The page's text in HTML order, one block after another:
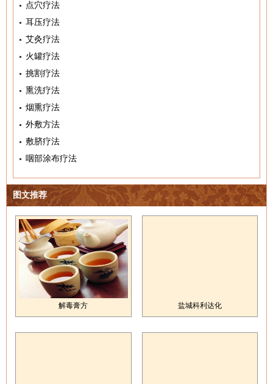
点穴疗法
耳压疗法
艾灸疗法
火罐疗法
挑割疗法
熏洗疗法
烟熏疗法
外敷方法
敷脐疗法
咽部涂布疗法
图文推荐
解毒膏方 盐城科利达化